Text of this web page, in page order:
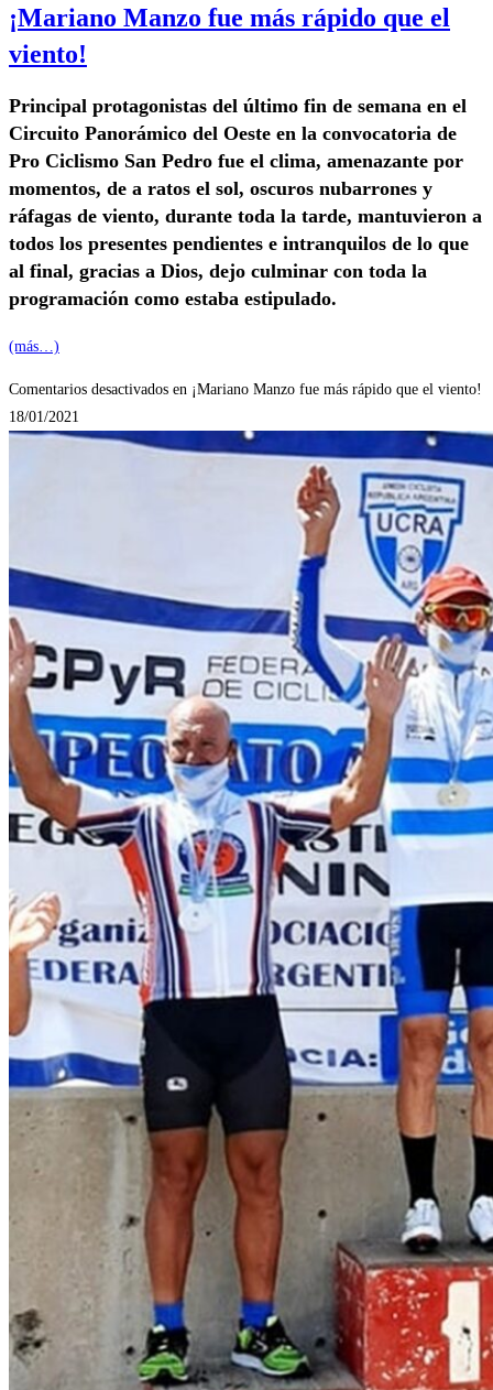
¡Mariano Manzo fue más rápido que el
viento!
Principal protagonistas del último fin de semana en el
Circuito Panorámico del Oeste en la convocatoria de
Pro Ciclismo San Pedro fue el clima, amenazante por
momentos, de a ratos el sol, oscuros nubarrones y
ráfagas de viento, durante toda la tarde, mantuvieron a
todos los presentes pendientes e intranquilos de lo que
al final, gracias a Dios, dejo culminar con toda la
programación como estaba estipulado.
(más…)
Comentarios desactivados en ¡Mariano Manzo fue más rápido que el viento!
18/01/2021